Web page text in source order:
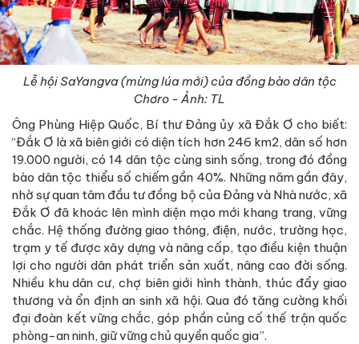
Lễ hội SaYangva (mừng lúa mới) của đồng bào dân tộc
Chơro - Ảnh: TL
Ông Phùng Hiệp Quốc, Bí thư Đảng ủy xã Đắk Ơ cho biết:
“Đắk Ơ là xã biên giới có diện tích hơn 246 km2, dân số hơn
19.000 người, có 14 dân tộc cùng sinh sống, trong đó đồng
bào dân tộc thiểu số chiếm gần 40%. Những năm gần đây,
nhờ sự quan tâm đầu tư đồng bộ của Đảng và Nhà nước, xã
Đắk Ơ đã khoác lên mình diện mạo mới khang trang, vững
chắc. Hệ thống đường giao thông, điện, nước, trường học,
trạm y tế được xây dựng và nâng cấp, tạo điều kiện thuận
lợi cho người dân phát triển sản xuất, nâng cao đời sống.
Nhiều khu dân cư, chợ biên giới hình thành, thúc đẩy giao
thương và ổn định an sinh xã hội. Qua đó tăng cường khối
đại đoàn kết vững chắc, góp phần củng cố thế trận quốc
phòng-an ninh, giữ vững chủ quyền quốc gia”.